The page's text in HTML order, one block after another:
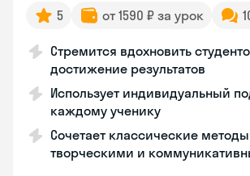
5 от 1590 ₽ за урок
Стремится вдохновить
достижение результатов
Использует индивидуальный
каждому ученику
Сочетает классические
творческими и